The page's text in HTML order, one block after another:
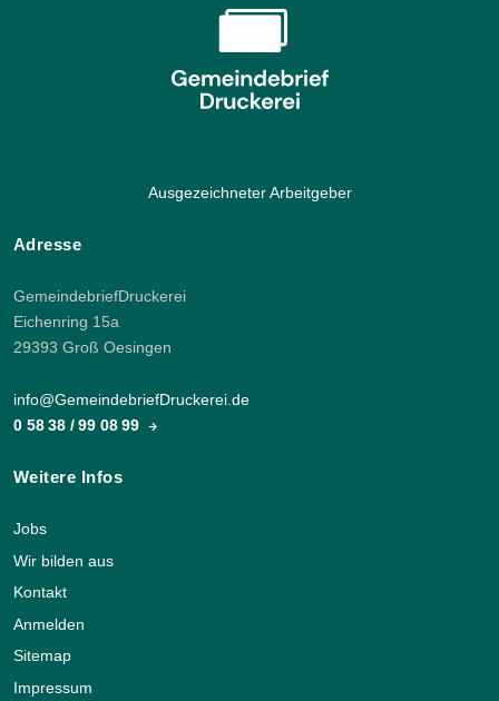
Ausgezeichneter Arbeitgeber
Adresse
GemeindebriefDruckerei
Eichenring 15a
29393 Groß Oesingen
info@GemeindebriefDruckerei.de
0 58 38 / 99 08 99
Weitere Infos
Jobs
Wir bilden aus
Kontakt
Anmelden
Sitemap
Impressum